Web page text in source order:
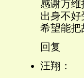
感谢万
出身不
希望能把
回复
汪翔：